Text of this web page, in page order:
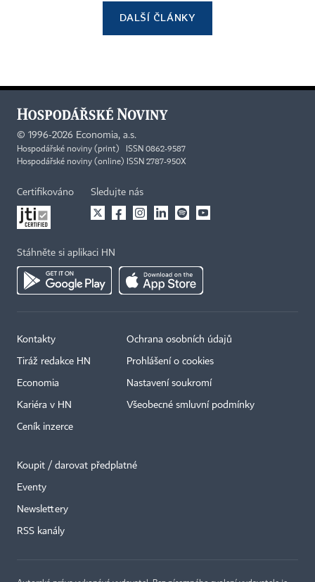
DALŠÍ ČLÁNKY
© 1996-2026 Economia, a.s.
Hospodářské noviny (print) ISSN 0862-9587
Hospodářské noviny (online) ISSN 2787-950X
Certifikováno Sledujte nás
Stáhněte si aplikaci HN
Kontakty
Tiráž redakce HN
Economia
Kariéra v HN
Ceník inzerce
Ochrana osobních údajů
Prohlášení o cookies
Nastavení soukromí
Všeobecné smluvní podmínky
Koupit / darovat předplatné
Eventy
Newslettery
RSS kanály